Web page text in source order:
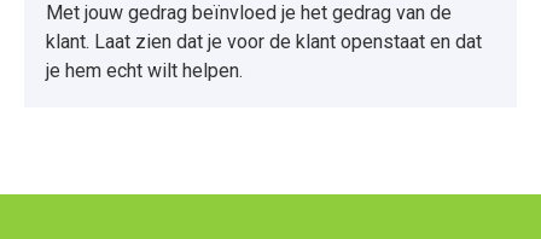
Met jouw gedrag beïnvloed je het gedrag van de
klant. Laat zien dat je voor de klant openstaat en dat
je hem echt wilt helpen.